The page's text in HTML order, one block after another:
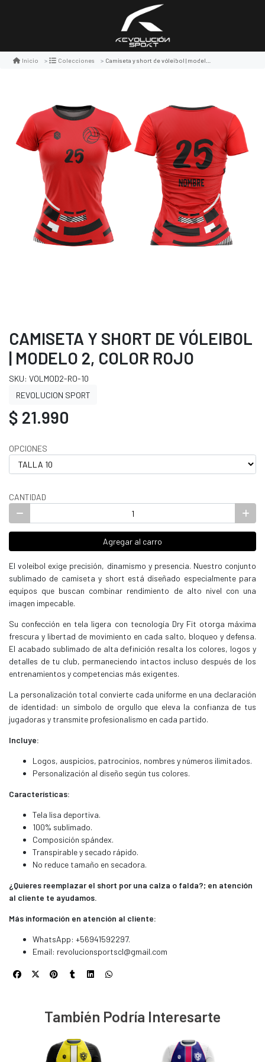
Inicio Colecciones Camiseta y short de vóleibol | modelo 2, color rojo
CAMISETA Y SHORT DE VÓLEIBOL
| MODELO 2, COLOR ROJO
SKU: VOLMOD2-RO-10
REVOLUCION SPORT
$ 21.990
OPCIONES
CANTIDAD
Agregar al carro
El voleibol exige precisión, dinamismo y presencia. Nuestro conjunto
sublimado de camiseta y short está diseñado especialmente para
equipos que buscan combinar rendimiento de alto nivel con una
imagen impecable.
Su confección en tela ligera con tecnología Dry Fit otorga máxima
frescura y libertad de movimiento en cada salto, bloqueo y defensa.
El acabado sublimado de alta definición resalta los colores, logos y
detalles de tu club, permaneciendo intactos incluso después de los
entrenamientos y competencias más exigentes.
La personalización total convierte cada uniforme en una declaración
de identidad: un símbolo de orgullo que eleva la confianza de tus
jugadoras y transmite profesionalismo en cada partido.
Incluye:
Logos, auspicios, patrocinios, nombres y números ilimitados.
Personalización al diseño según tus colores.
Características:
Tela lisa deportiva.
100% sublimado.
Composición spándex.
Transpirable y secado rápido.
No reduce tamaño en secadora.
¿Quieres reemplazar el short por una calza o falda?; en atención
al cliente te ayudamos.
Más información en atención al cliente:
WhatsApp: +56941592297.
Email: revolucionsportscl@gmail.com
También Podría Interesarte